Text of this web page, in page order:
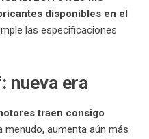
disponibles en el
las especificaciones
nueva era
traen consigo
menudo, aumenta aún más